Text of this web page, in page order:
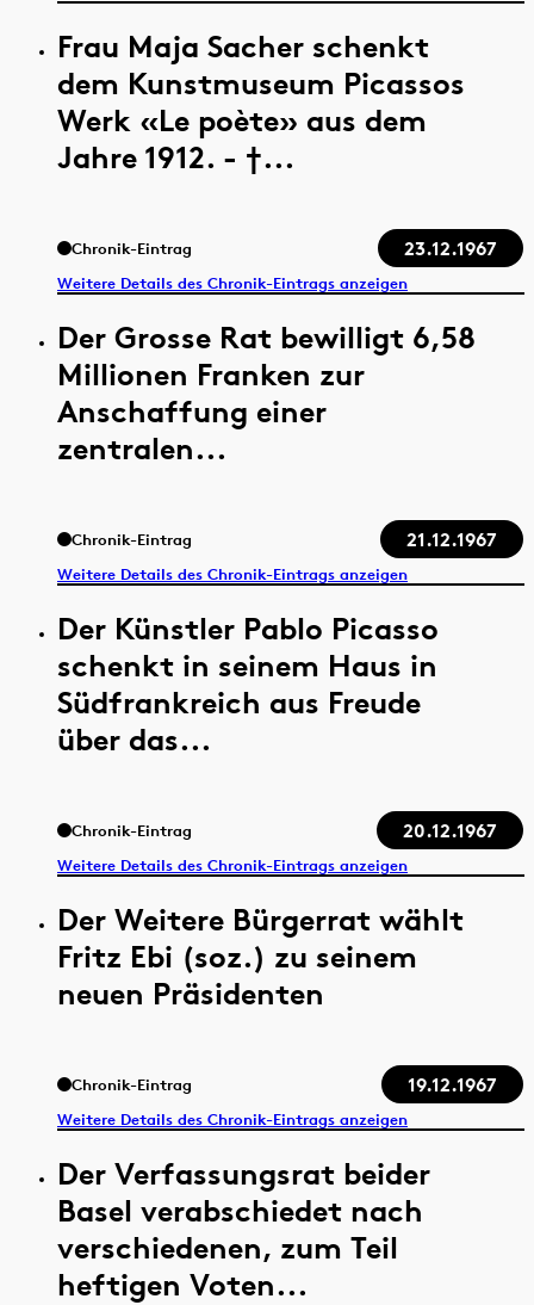
Frau Maja Sacher schenkt
dem Kunstmuseum Picassos
Werk «Le poète» aus dem
Jahre 1912. - †...
Chronik-Eintrag 23.12.1967
Weitere Details des Chronik-Eintrags anzeigen
Der Grosse Rat bewilligt 6,58
Millionen Franken zur
Anschaffung einer
zentralen...
Chronik-Eintrag 21.12.1967
Weitere Details des Chronik-Eintrags anzeigen
Der Künstler Pablo Picasso
schenkt in seinem Haus in
Südfrankreich aus Freude
über das...
Chronik-Eintrag 20.12.1967
Weitere Details des Chronik-Eintrags anzeigen
Der Weitere Bürgerrat wählt
Fritz Ebi (soz.) zu seinem
neuen Präsidenten
Chronik-Eintrag 19.12.1967
Weitere Details des Chronik-Eintrags anzeigen
Der Verfassungsrat beider
Basel verabschiedet nach
verschiedenen, zum Teil
heftigen Voten...